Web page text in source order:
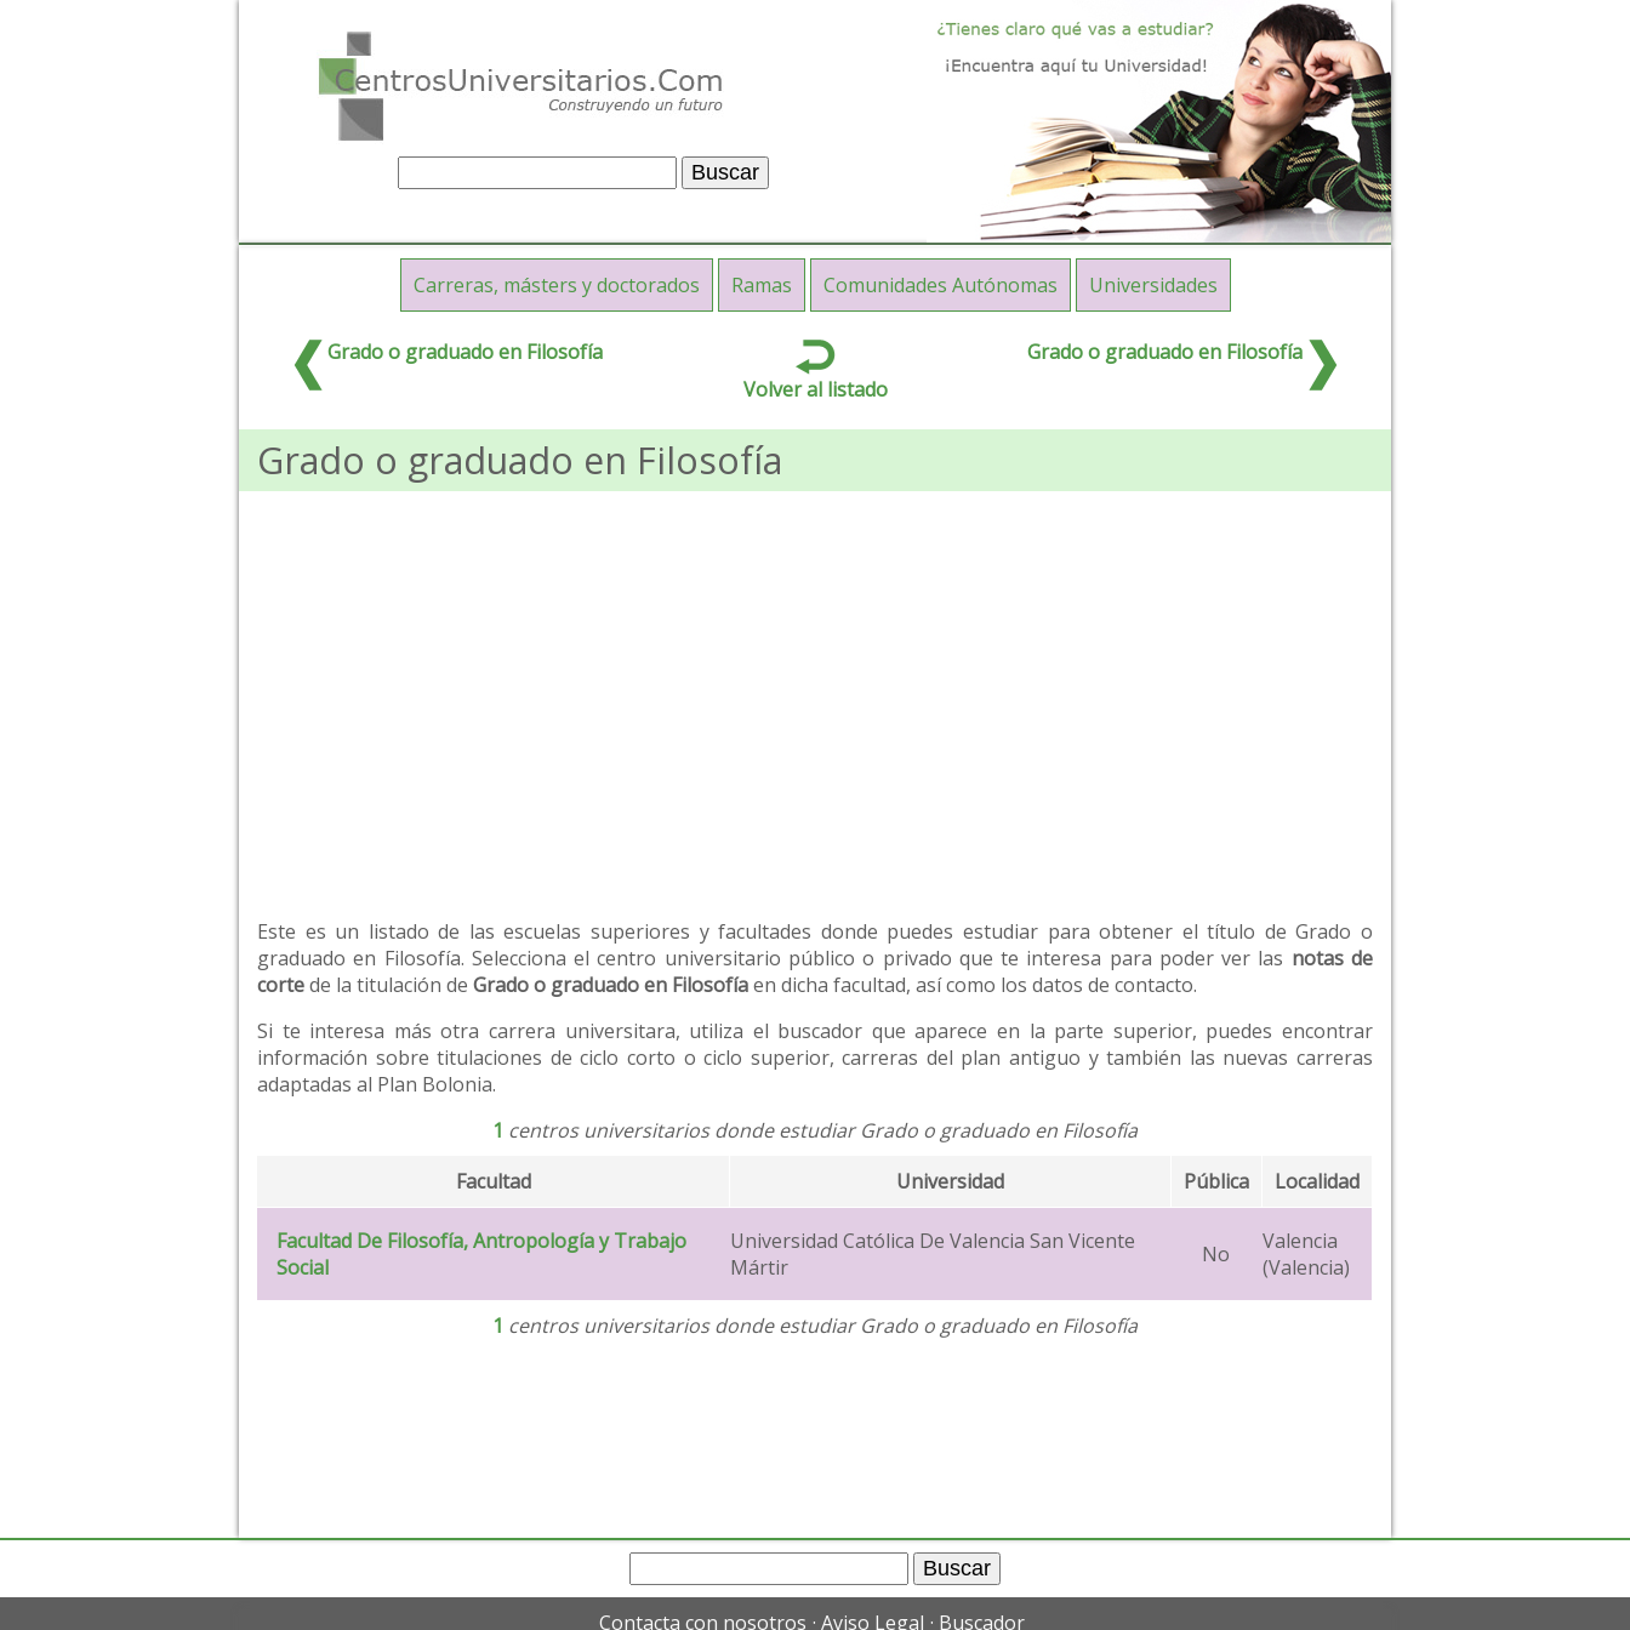
Carreras, másters y doctorados Ramas Comunidades Autónomas Universidades
Grado o graduado en Filosofía
Volver al listado
Grado o graduado en Filosofía
Grado o graduado en Filosofía
Este es un listado de las escuelas superiores y facultades donde puedes estudiar para obtener el título de Grado o
graduado en Filosofía. Selecciona el centro universitario público o privado que te interesa para poder ver las notas de
cortede la titulación de Grado o graduado en Filosofíaen dicha facultad, así como los datos de contacto.
Si te interesa más otra carrera universitara, utiliza el buscador que aparece en la parte superior, puedes encontrar
información sobre titulaciones de ciclo corto o ciclo superior, carreras del plan antiguo y también las nuevas carreras
adaptadas al Plan Bolonia.
1 centros universitarios donde estudiar Grado o graduado en Filosofía
Facultad
Universidad Pública Localidad
Facultad De Filosofía, Antropología y Trabajo
Social
Universidad Católica De Valencia San Vicente
Mártir
No
Valencia
(Valencia)
1 centros universitarios donde estudiar Grado o graduado en Filosofía
Contacta con nosotros Aviso Legal Buscador